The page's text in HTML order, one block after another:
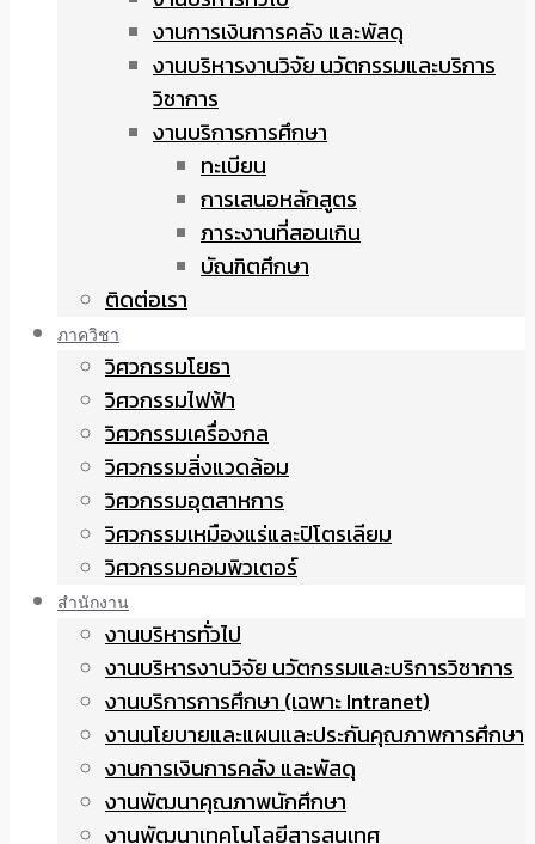
งานการเงินการคลัง และพัสดุ
งานบริหารงานวิจัย นวัตกรรมและบริการ
วิชาการ
งานบริการการศึกษา
ทะเบียน
การเสนอหลักสูตร
ภาระงานที่สอนเกิน
บัณฑิตศึกษา
ติดต่อเรา
ภาควิชา
วิศวกรรมโยธา
วิศวกรรมไฟฟ้า
วิศวกรรมเครื่องกล
วิศวกรรมสิ่งแวดล้อม
วิศวกรรมอุตสาหการ
วิศวกรรมเหมืองแร่และปิโตรเลียม
วิศวกรรมคอมพิวเตอร์
สำนักงาน
งานบริหารทั่วไป
งานบริหารงานวิจัย นวัตกรรมและบริการวิชาการ
งานบริการการศึกษา (เฉพาะ Intranet)
งานนโยบายและแผนและประกันคุณภาพการศึกษา
งานการเงินการคลัง และพัสดุ
งานพัฒนาคุณภาพนักศึกษา
งานพัฒนาเทคโนโลยีสารสนเทศ